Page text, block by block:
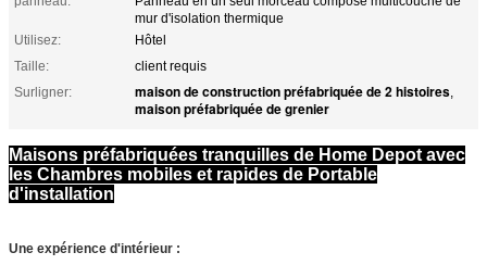
mur d'isolation thermique
Utilisez:
Hôtel
Taille:
client requis
Surligner:
maison de construction préfabriquée de 2 histoires,
maison préfabriquée de grenier
Maisons préfabriquées tranquilles de Home Depot avec
les Chambres mobiles et rapides de Portable
d'installation
Une expérience d'intérieur :